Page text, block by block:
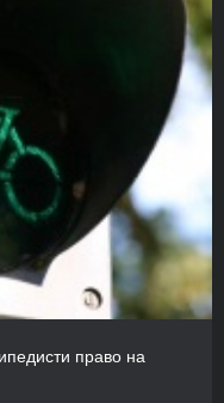
право на